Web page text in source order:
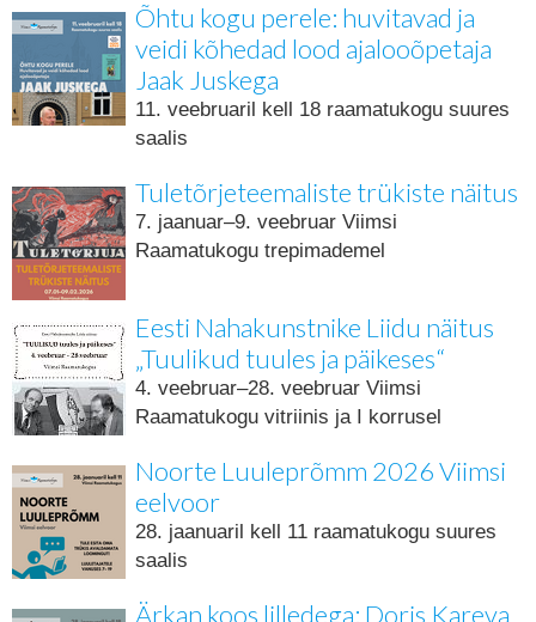
Õhtu kogu perele: huvitavad ja
veidi kõhedad lood ajalooõpetaja
Jaak Juskega
11. veebruaril kell 18 raamatukogu suures
saalis
Tuletõrjeteemaliste trükiste näitus
7. jaanuar–9. veebruar Viimsi
Raamatukogu trepimademel
Eesti Nahakunstnike Liidu näitus
„Tuulikud tuules ja päikeses“
4. veebruar–28. veebruar Viimsi
Raamatukogu vitriinis ja I korrusel
Noorte Luuleprõmm 2026 Viimsi
eelvoor
28. jaanuaril kell 11 raamatukogu suures
saalis
Ärkan koos lilledega: Doris Kareva